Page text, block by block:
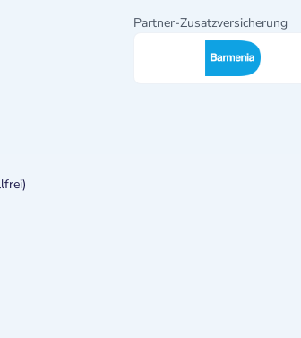
Partner-Zusatzversicherung